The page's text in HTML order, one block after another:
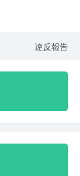
違反報告